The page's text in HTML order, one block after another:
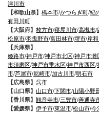
津川市
【和歌山県】 橋本市/かつらぎ町/紀
有田川町
【大阪府】 枚方市/寝屋川市/高槻市/
松原市/羽曳野市/富田林市/堺市/岸
【兵庫県】
姫路市/神戸市/神戸市北区/神戸市灘
市須磨区/神戸市垂水区/神戸市西区/
市/芦屋市/尼崎市/加古川市/明石市
【広島県】 呉市
【山口県】 山口市/下関市/山陽小野
【香川県】 観音寺市/三豊市/善通寺
【愛媛県】 伊予市/東温市/松山市/今